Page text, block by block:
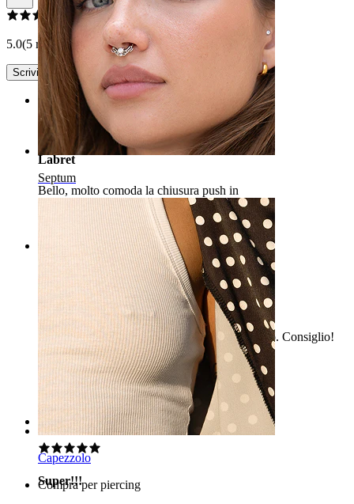
Septum
Capezzolo
Compra per piercing
5.0(5 recensioni)
Scrivi una recensione
Rating
Labret
Bello, molto comoda la chiusura push in
Acquisto verificato
Soddisfatto
Ho ordinato quattro pezzi e sono come descritto. Consiglio!
Kristina Acquisto verificato
Tradotto dall'IA Mostra originale
Rating
Super!!!